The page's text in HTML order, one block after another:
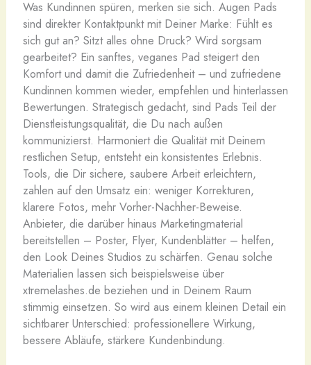
Was Kundinnen spüren, merken sie sich. Augen Pads
sind direkter Kontaktpunkt mit Deiner Marke: Fühlt es
sich gut an? Sitzt alles ohne Druck? Wird sorgsam
gearbeitet? Ein sanftes, veganes Pad steigert den
Komfort und damit die Zufriedenheit – und zufriedene
Kundinnen kommen wieder, empfehlen und hinterlassen
Bewertungen. Strategisch gedacht, sind Pads Teil der
Dienstleistungsqualität, die Du nach außen
kommunizierst. Harmoniert die Qualität mit Deinem
restlichen Setup, entsteht ein konsistentes Erlebnis.
Tools, die Dir sichere, saubere Arbeit erleichtern,
zahlen auf den Umsatz ein: weniger Korrekturen,
klarere Fotos, mehr Vorher-Nachher-Beweise.
Anbieter, die darüber hinaus Marketingmaterial
bereitstellen – Poster, Flyer, Kundenblätter – helfen,
den Look Deines Studios zu schärfen. Genau solche
Materialien lassen sich beispielsweise über
xtremelashes.de beziehen und in Deinem Raum
stimmig einsetzen. So wird aus einem kleinen Detail ein
sichtbarer Unterschied: professionellere Wirkung,
bessere Abläufe, stärkere Kundenbindung.